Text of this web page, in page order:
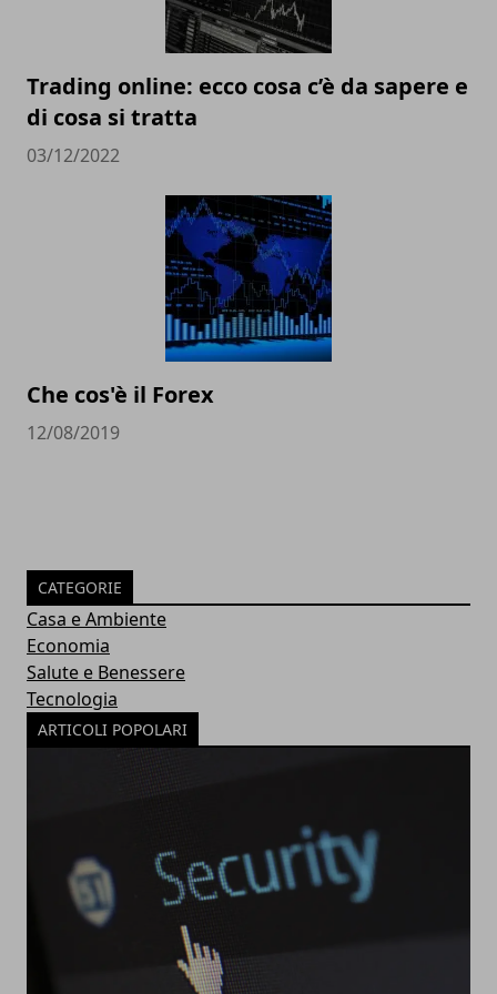
Trading online: ecco cosa c’è da sapere e
di cosa si tratta
03/12/2022
Che cos'è il Forex
12/08/2019
CATEGORIE
Casa e Ambiente
Economia
Salute e Benessere
Tecnologia
ARTICOLI POPOLARI